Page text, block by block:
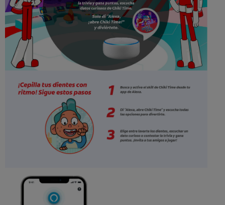
CHEQUEO DE SALUD BUCAL
SELECCIÓN DE PRODUCTOS
PARA PROFESIONALES
DÓNDE COMPRAR